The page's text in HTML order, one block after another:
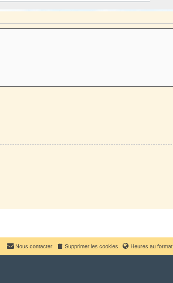
Heures au format
Supprimer les cookies
Nous contacter